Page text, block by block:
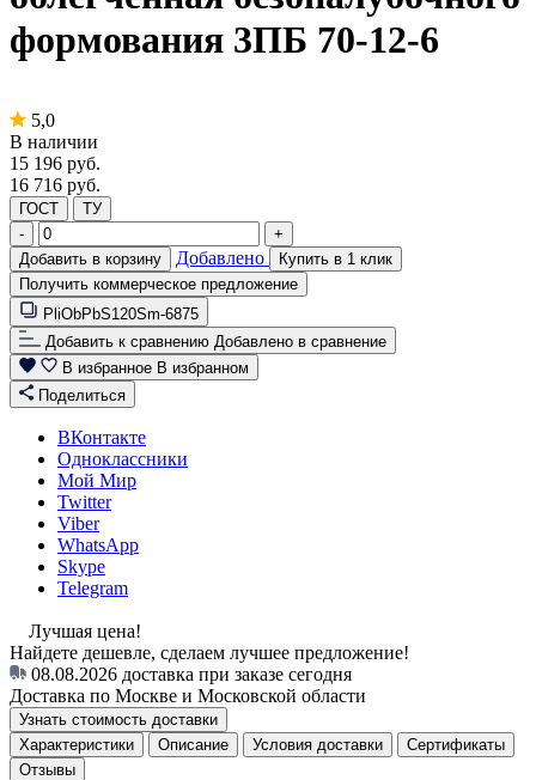
формования 3ПБ 70-12-6
5,0
В наличии
15 196 руб.
16 716 руб.
ГОСТ
ТУ
-
+
Добавить в корзину
Добавлено
Купить в 1 клик
Получить коммерческое предложение
PliObPbS120Sm-6875
Добавить к сравнению Добавлено в сравнение
В избранное В избранном
Поделиться
ВКонтакте
Одноклассники
Мой Мир
Twitter
Viber
WhatsApp
Skype
Telegram
Лучшая цена!
Найдете дешевле, сделаем лучшее предложение!
08.08.2026 доставка при заказе сегодня
Доставка по Москве и Московской области
Узнать стоимость доставки
Характеристики
Описание Условия доставки
Сертификаты
Отзывы